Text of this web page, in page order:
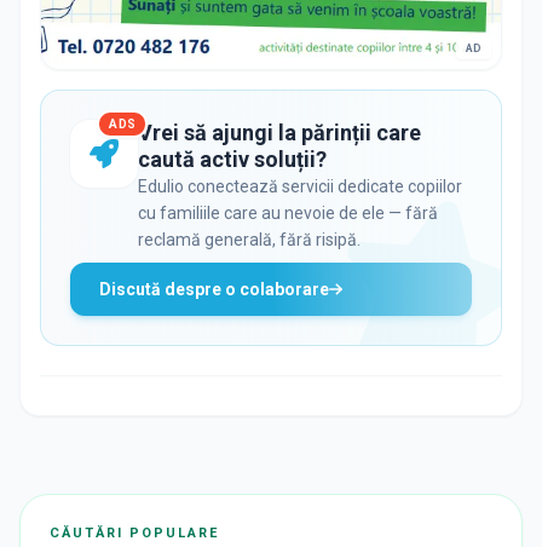
AD
ADS Vrei să ajungi la părinții care
caută activ soluții?
Edulio conectează servicii dedicate copiilor
cu familiile care au nevoie de ele — fără
reclamă generală, fără risipă.
Discută despre o colaborare
CĂUTĂRI POPULARE